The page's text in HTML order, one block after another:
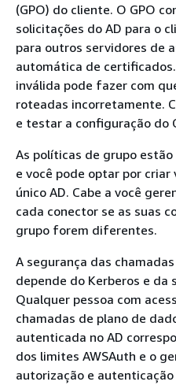
(GPO) do cliente. O GPO
solicitações do AD para o
para outros servidores de
automática de
inválida pode fazer com
roteadas incorretamente.
e testar a configuração do
As políticas de grupo
e você pode optar por
único AD. Cabe a você
cada conector se as suas
grupo forem diferentes.
A segurança das
depende do Kerberos e da
Qualquer pessoa com
chamadas de plano de
autenticada no AD
dos limites AWSAuth e o
autorização e